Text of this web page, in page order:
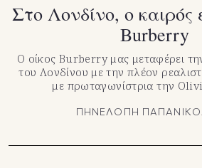
Στο Λονδίνο, ο καιρός
Burberry
Ο οίκος Burberry μας μεταφέρει
του Λονδίνου με την πλέον
με πρωταγωνίστρια την
ΠΗΝΕΛΟΠΗ